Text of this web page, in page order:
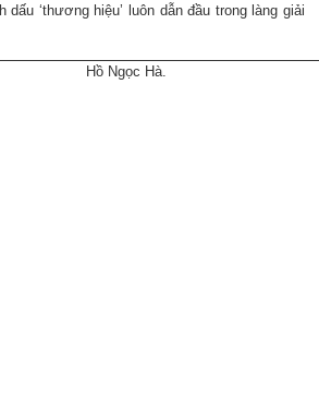
‘thương hiệu’ luôn dẫn đầu trong làng giải